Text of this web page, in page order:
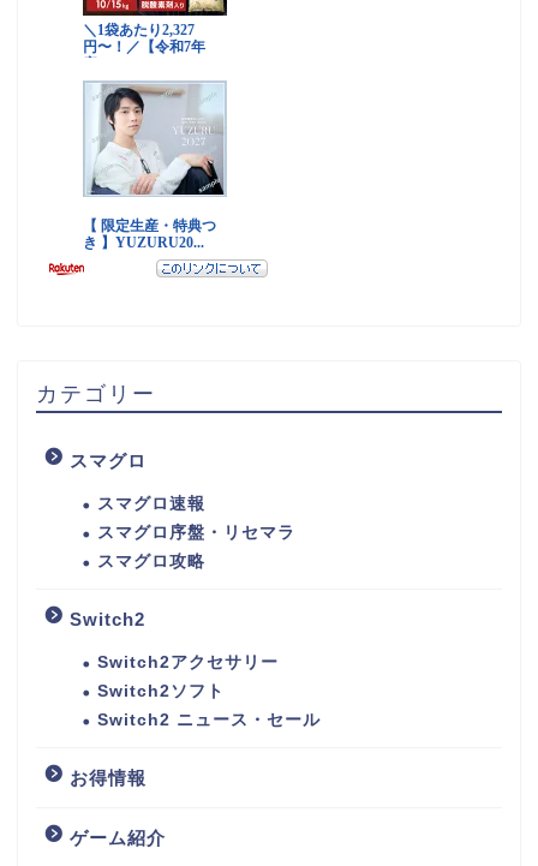
カテゴリー
スマグロ
スマグロ速報
スマグロ序盤・リセマラ
スマグロ攻略
Switch2
Switch2アクセサリー
Switch2ソフト
Switch2 ニュース・セール
お得情報
ゲーム紹介